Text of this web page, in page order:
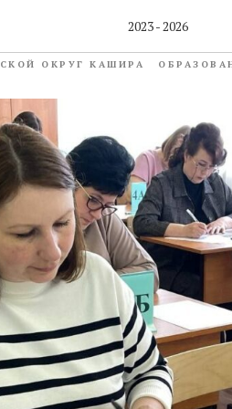
2023 - 2026
на месте
ОКРУГ КАШИРА